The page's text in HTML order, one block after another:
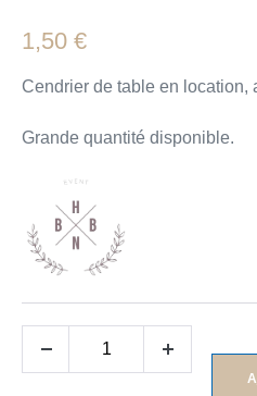
1,50 €
Cendrier de table en location,
Grande quantité disponible.